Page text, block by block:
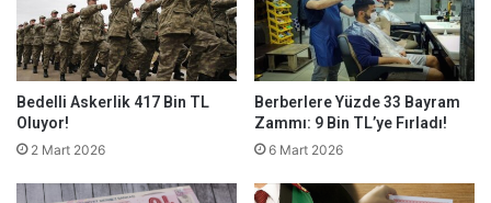
Bedelli Askerlik 417 Bin TL
Oluyor!
2 Mart 2026
Berberlere Yüzde 33 Bayram
Zammı: 9 Bin TL’ye Fırladı!
6 Mart 2026